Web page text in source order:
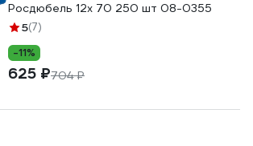
Росдюбель 12х 70 250 шт 08-0355
5(7)
-11%
625 ₽704 ₽